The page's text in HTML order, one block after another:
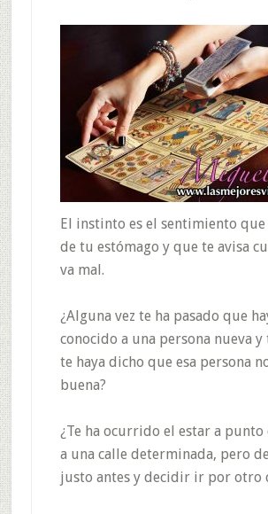
El instinto es el sentimiento
de tu estómago y que te avisa
va mal.
¿Alguna vez te ha pasado que
conocido a una persona nueva
te haya dicho que esa persona
buena?
¿Te ha ocurrido el estar a
a una calle determinada, pero
justo antes y decidir ir por otro